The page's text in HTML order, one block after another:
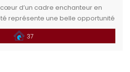
d’un cadre enchanteur en
représente une belle opportunité
ou d’élevage. Elle offre
de qualité.” Situation
37